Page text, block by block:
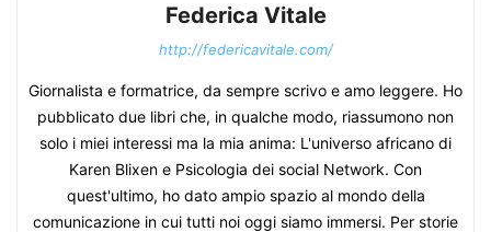
Federica Vitale
http://federicavitale.com/
Giornalista e formatrice, da sempre scrivo e amo leggere. Ho
pubblicato due libri che, in qualche modo, riassumono non
solo i miei interessi ma la mia anima: L'universo africano di
Karen Blixen e Psicologia dei social Network. Con
quest'ultimo, ho dato ampio spazio al mondo della
comunicazione in cui tutti noi oggi siamo immersi. Per storie